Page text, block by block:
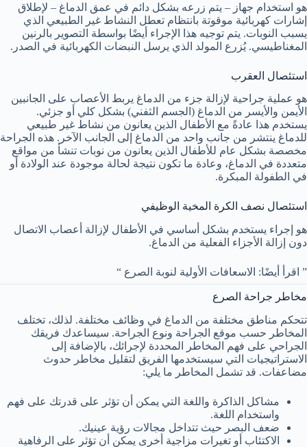
هو استخدام جهاز – يتم زرعه بشكل دائم في عمق الدماغ – لإطلاق
إشارات كهربائية موقوتة بانتظام تعطل النشاط غير الطبيعي الذي
يسبب النوبات. يتم توجيه هذا الإجراء أيضًا بواسطة التصوير بالرنين
المغناطيسي. يُزرع المولد الذي يرسل النبضات الكهربائية في الصدر.
استئصال العقرب
هو عملية جراحية لإزالة جزء من الدماغ يربط الأعصاب على الجانبين
الأيمن والأيسر من الدماغ (الجسم الثفني) بشكل كلي أو جزئي.
يستخدم هذا عادةً مع الأطفال الذين يعانون من نشاط غير طبيعي
للدماغ ينتشر من جانب واحد من الدماغ إلى الجانب الآخر. هذه الجراحة
مخصصة بشكل عام للأطفال الذين يعانون من نوبات تنشأ من مواقع
متعددة في الدماغ، وعادة ما تكون نتيجة لحالة موجودة عند الولادة أو
في الطفولة المبكرة.
استئصال نصف الكرة المخية الوظيفي
هو إجراء يستخدم بشكل أساسي في الأطفال لإزالة أعصاب الاتصال
دون إزالة الأجزاء الفعلية من الدماغ.
” اقرأ أيضًا: الاسعافات الأولية لنوبة الصرع “
مخاطر جراحة الصرع
تتحكم مناطق مختلفة من الدماغ في وظائف مختلفة. لذلك، تختلف
المخاطر حسب موقع الجراحة ونوع الجراحة. سيساعدك فريقك
الجراحي على فهم المخاطر المحددة لإجرائك، بالإضافة إلى
الاستراتيجيات التي سيستخدمها الفريق لتقليل مخاطر حدوث
مضاعفات. قد تشمل المخاطر ما يلي:
مشاكل الذاكرة واللغة التي يمكن أن تؤثر على قدرتك على فهم
واستخدام اللغة.
ضعف البصر حيث تتداخل مجالات رؤية عينيك.
الاكتئاب أو تغيرات مزاجية أخرى يمكن أن تؤثر على الرفاهية